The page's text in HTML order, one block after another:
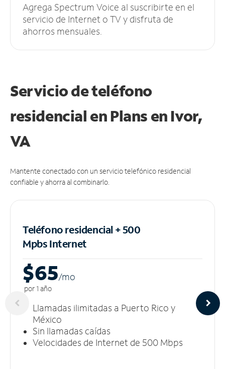
Agrega Spectrum Voice al suscribirte en el
servicio de Internet o TV y disfruta de
ahorros mensuales.
Servicio de teléfono
residencial en Plans en Ivor,
VA
Mantente conectado con un servicio telefónico residencial
confiable y ahorra al combinarlo.
Teléfono residencial + 500
MpbsInternet
$65/mo
por 1 año
Llamadas ilimitadas a Puerto Rico y
México
Sin llamadas caídas
Velocidades de Internet de 500 Mbps